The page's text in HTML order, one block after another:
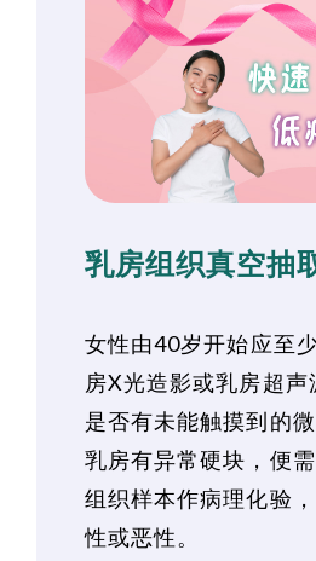
乳房组织真空抽
女性由40岁开始应至
房X光造影或乳房超
是否有未能触摸到的
乳房有异常硬块，便
组织样本作病理化验
性或恶性。